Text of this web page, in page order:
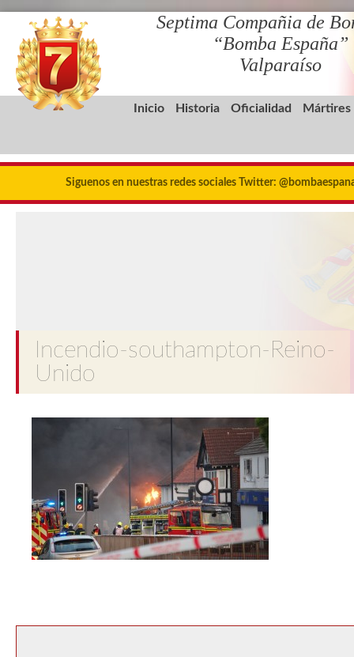
Septima Compañia de
“Bomba España”
Valparaíso
Inicio Historia Oficialidad Mártires
Siguenos en nuestras redes sociales Twitter:
Incendio-southampton-Reino-
Unido